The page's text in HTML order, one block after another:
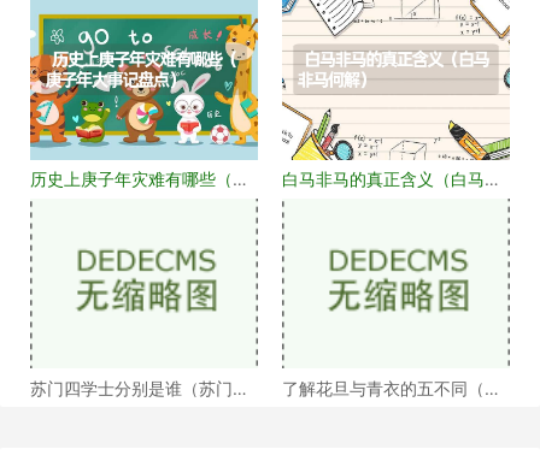
历史上庚子年灾难有哪些（庚
子年大事记盘点）
白马非马的真正含义（白马非
马何解）
苏门四学士分别是谁（苏门四
了解花旦与青衣的五不同（浅